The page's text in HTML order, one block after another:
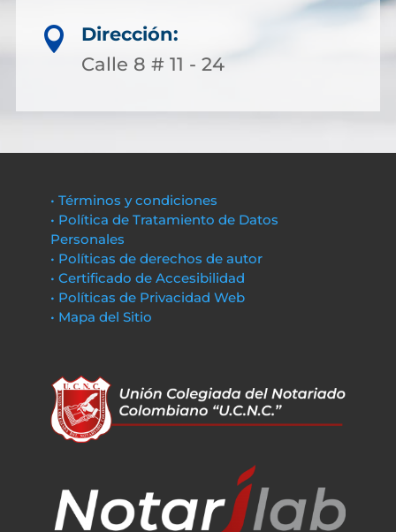

Dirección:
Calle 8 # 11 - 24
• Términos y condiciones
• Política de Tratamiento de Datos
Personales
• Políticas de derechos de autor
• Certificado de Accesibilidad
• Políticas de Privacidad Web
• Mapa del Sitio